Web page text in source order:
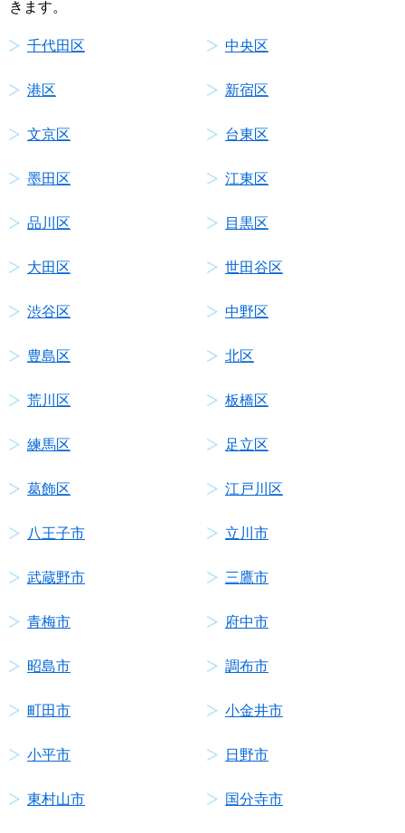
きます。
千代田区 中央区
港区 新宿区
文京区 台東区
墨田区 江東区
品川区 目黒区
大田区 世田谷区
渋谷区 中野区
豊島区 北区
荒川区 板橋区
練馬区 足立区
葛飾区 江戸川区
八王子市 立川市
武蔵野市 三鷹市
青梅市 府中市
昭島市 調布市
町田市 小金井市
小平市 日野市
東村山市 国分寺市